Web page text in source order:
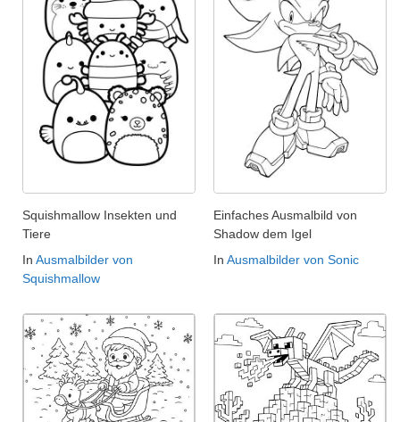
Squishmallow Insekten und
Tiere
In Ausmalbilder von
Squishmallow
Einfaches Ausmalbild von
Shadow dem Igel
In Ausmalbilder von Sonic